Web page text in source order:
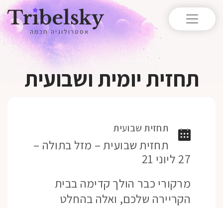
אסטרולוגיה חכמה
תחזית יומית ושבועית
תחזית שבועית
תחזית שבועית – מזל בתולה –
27 ליוני 21
מרקורי כבר הולך קדימה בבית
הקריירה שלכם, ואלה בהחלט